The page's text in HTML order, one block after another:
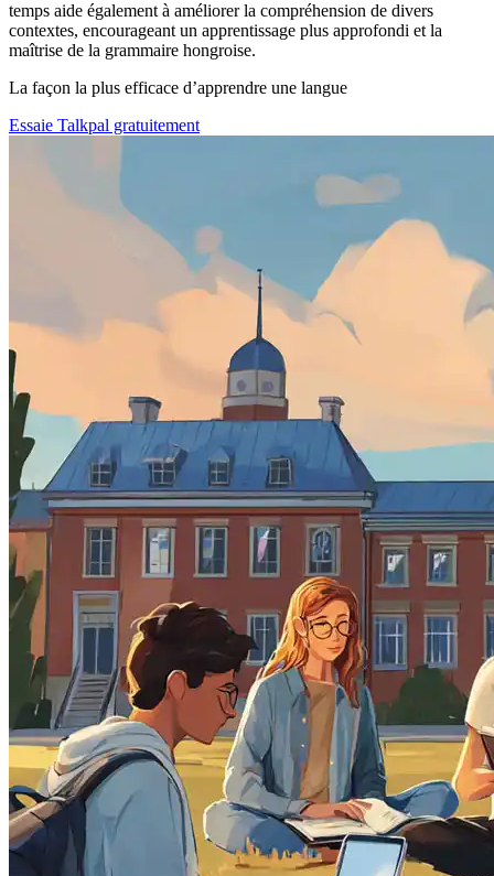
temps aide également à améliorer la compréhension de divers
contextes, encourageant un apprentissage plus approfondi et la
maîtrise de la grammaire hongroise.
La façon la plus efficace d’apprendre une langue
Essaie Talkpal gratuitement